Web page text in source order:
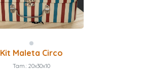
Kit Maleta Circo
Tam.: 20x30x10